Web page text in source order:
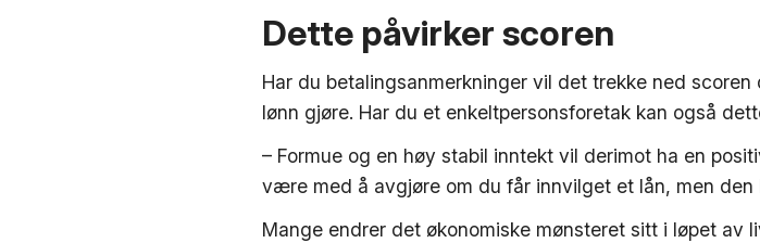
Dette påvirker scoren
Har du betalingsanmerkninger vil det trekke ned
lønn gjøre. Har du et enkeltpersonsforetak kan også
– Formue og en høy stabil inntekt vil derimot ha en
være med å avgjøre om du får innvilget et lån, men
Mange endrer det økonomiske mønsteret sitt i løpet av